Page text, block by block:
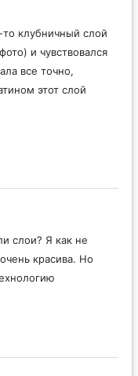
то клубничный слой
и чувствовался
все точно,
этот слой
слои? Я как не
красива. Но